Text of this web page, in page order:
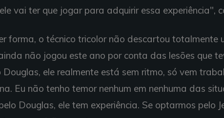
vai ter que jogar para adquirir essa experiência",
forma, o técnico tricolor não descartou totalmente
não jogou este ano por conta das lesões que
ele realmente está sem ritmo, só vem
Eu não tenho temor nenhum em nenhuma das
Douglas, ele tem experiência. Se optarmos pelo